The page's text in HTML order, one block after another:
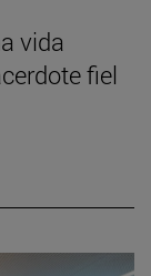
vida
fiel